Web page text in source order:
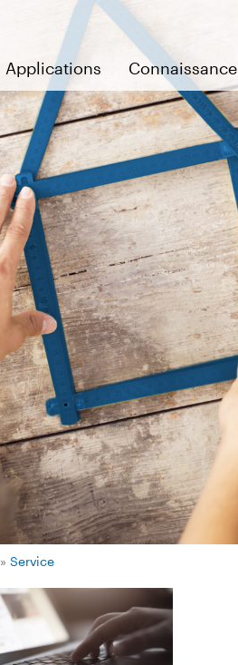
Applications Connaissance
» Service